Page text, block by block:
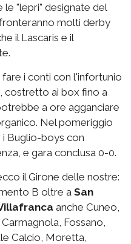
le "lepri" designate del
molti derby
il Lascaris e il
i conti con l'infortunio
costretto ai box fino a
a ore agganciare
Nel pomeriggio
Buglio-boys con
e gara conclusa 0-0.
il Girone delle nostre:
B oltre a San
anche Cuneo,
Fossano,
Calcio, Moretta,